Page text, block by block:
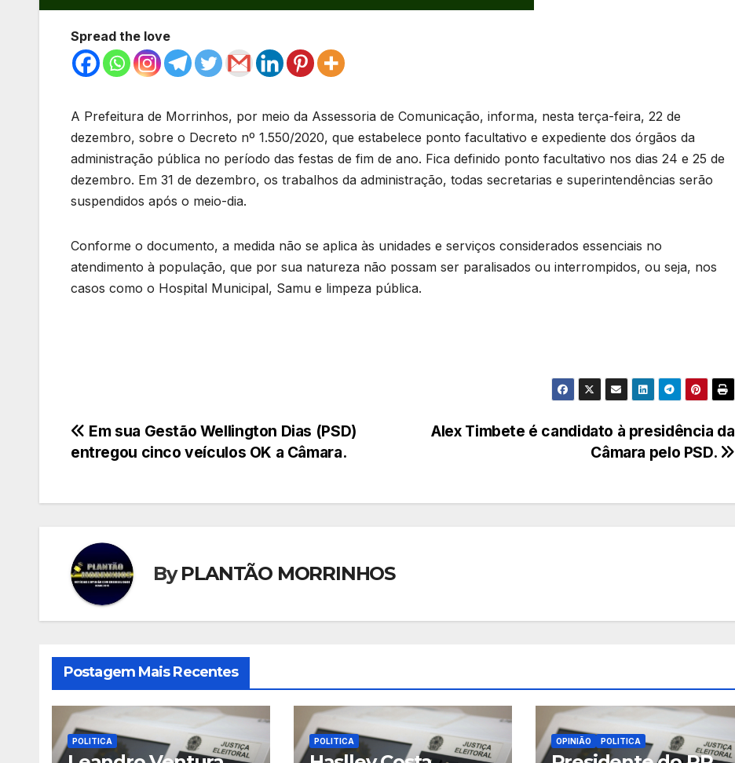
Spread the love
A Prefeitura de Morrinhos, por meio da Assessoria de Comunicação, informa, nesta terça-feira, 22 de
dezembro, sobre o Decreto nº 1.550/2020, que estabelece ponto facultativo e expediente dos órgãos da
administração pública no período das festas de fim de ano. Fica definido ponto facultativo nos dias 24 e 25 de
dezembro. Em 31 de dezembro, os trabalhos da administração, todas secretarias e superintendências serão
suspendidos após o meio-dia.
Conforme o documento, a medida não se aplica às unidades e serviços considerados essenciais no
atendimento à população, que por sua natureza não possam ser paralisados ou interrompidos, ou seja, nos
casos como o Hospital Municipal, Samu e limpeza pública.
Navegação
Post
Alex Timbete é candidato à presidência da
Câmara pelo PSD.
Em sua Gestão Wellington Dias (PSD)
entregou cinco veículos OK a Câmara.
ByPLANTÃO MORRINHOS
Postagem Mais Recentes
POLITICA POLITICA OPINIÃO POLITICA